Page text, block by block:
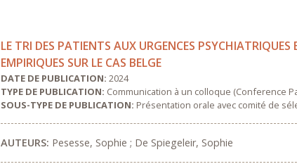
LE TRI DES PATIENTS AUX URGENCES PSYCHIATRIQUES
EMPIRIQUES SUR LE CAS BELGE
DATE DE PUBLICATION: 2024
TYPE DE PUBLICATION: Communication à un colloque (Conference
SOUS-TYPE DE PUBLICATION: Présentation orale avec comité de
AUTEURS: Pesesse, Sophie ; De Spiegeleir, Sophie